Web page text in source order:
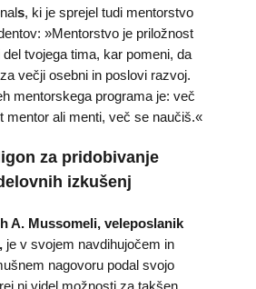
s, ki je sprejel tudi mentorstvo
»Mentorstvo je priložnost
del tvojega tima, kar pomeni, da
večji osebni in poslovi razvoj.
mentorskega programa je: več
mentor ali menti, več se naučiš.«
za pridobivanje
izkušenj
A. Mussomeli, veleposlanik
je v svojem navdihujočem in
nagovoru podal svojo
ni videl možnosti za takšen